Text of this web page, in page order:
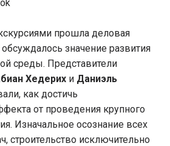
прошла деловая
значение развития
среды. Представители
Хедерих и Даниэль
как достичь
от проведения крупного
Изначальное осознание всех
строительство исключительно